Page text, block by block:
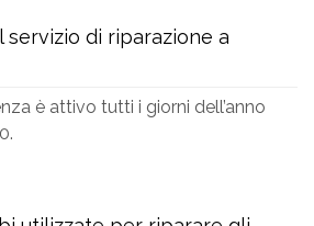
servizio di riparazione a
è attivo tutti i giorni dell’anno